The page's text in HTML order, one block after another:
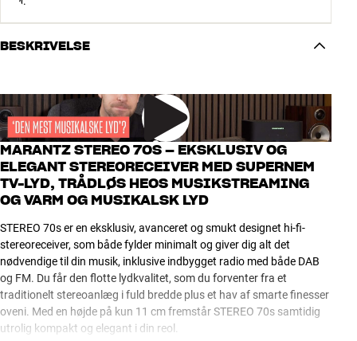
BESKRIVELSE
MARANTZ STEREO 70S – EKSKLUSIV OG
ELEGANT STEREORECEIVER MED SUPERNEM
TV-LYD, TRÅDLØS HEOS MUSIKSTREAMING
OG VARM OG MUSIKALSK LYD
STEREO 70s er en eksklusiv, avanceret og smukt designet hi-fi-
stereoreceiver, som både fylder minimalt og giver dig alt det
nødvendige til din musik, inklusive indbygget radio med både DAB
og FM. Du får den flotte lydkvalitet, som du forventer fra et
traditionelt stereoanlæg i fuld bredde plus et hav af smarte finesser
oveni. Med en højde på kun 11 cm fremstår STEREO 70s samtidig
utrolig kompakt og elegant i din reol.